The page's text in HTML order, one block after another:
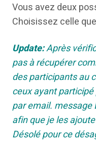
Vous avez deux
Choisissez celle
Update:Après
pas à récupérer
des participants au
ceux ayant
par email. message
afin que je les
Désolé pour ce